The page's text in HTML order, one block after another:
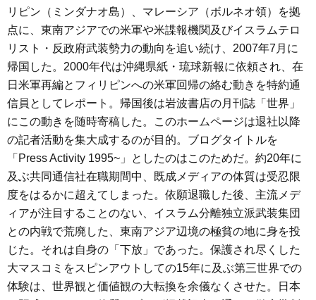
リピン（ミンダナオ島）、マレーシア（ボルネオ領）を拠
点に、東南アジアでの米軍や米諜報機関及びイスラムテロ
リスト・反政府武装勢力の動向を追い続け、2007年7月に
帰国した。2000年代は沖縄県紙・琉球新報に依頼され、在
日米軍再編とフィリピンへの米軍回帰の絡む動きを特約通
信員としてレポート。帰国後は岩波書店の月刊誌「世界」
にこの動きを随時寄稿した。このホームページは退社以降
の記者活動を集大成するのが目的。ブログタイトルを
「Press Activity 1995~」としたのはこのためだ。約20年に
及ぶ共同通信社在職期間中、既成メディアの体質は受忍限
度をはるかに超えてしまった。依願退職した後、主流メデ
ィアが注目することのない、イスラム分離独立派武装集団
との内戦で荒廃した、東南アジア辺境の極貧の地に身を投
じた。それは自身の「下放」であった。保護され尽くした
大マスコミをスピンアウトしての15年に及ぶ第三世界での
体験は、世界観と価値観の大転換を余儀なくさせた。日本